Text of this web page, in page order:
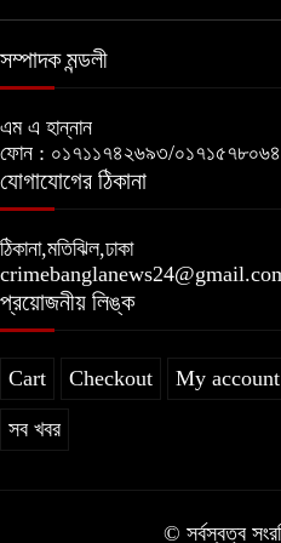
সম্পাদক মন্ডলী
এম এ হান্নান
ফোন : ০১৭১১৭৪২৬৯৩/
যোগাযোগের ঠিকানা
ঠিকানা,মতিঝিল,ঢাকা
প্রয়োজনীয় লিঙ্ক
Cart Checkout My account
সব খবর
© সর্বস্বত্ব